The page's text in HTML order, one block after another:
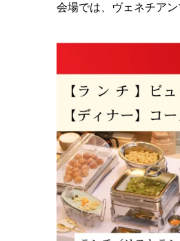
会場では、ヴェネチア